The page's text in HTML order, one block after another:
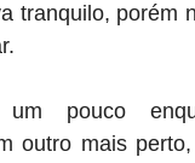
tranquilo, porém
pouco
outro mais